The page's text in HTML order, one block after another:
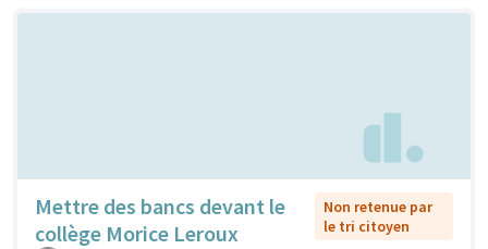
Mettre des bancs devant le
collège Morice Leroux
Non retenue par
le tri citoyen